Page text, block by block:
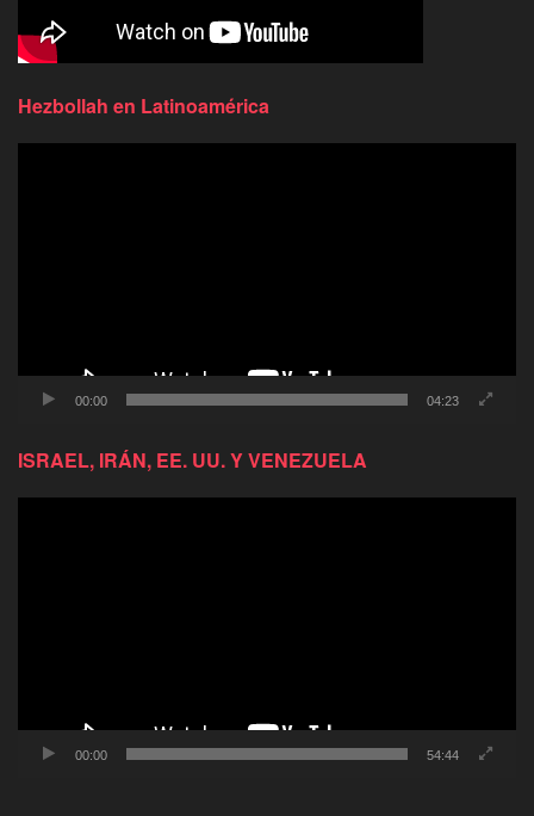
Hezbollah en Latinoamérica
00:00 04:23
ISRAEL, IRÁN, EE. UU. Y VENEZUELA
00:00 54:44